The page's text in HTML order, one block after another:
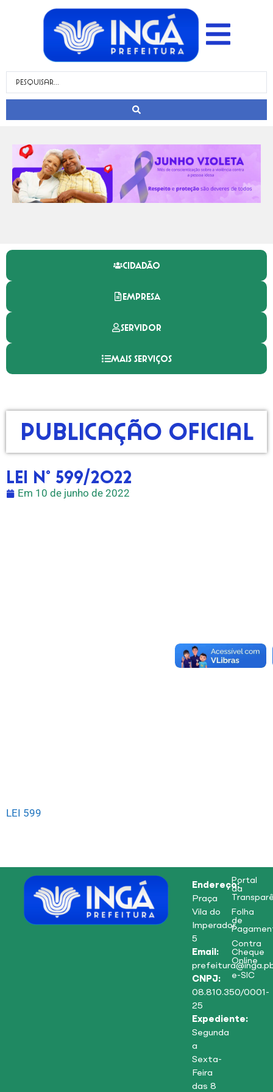
CIDADÃO
EMPRESA
SERVIDOR
MAIS SERVIÇOS
Publicação Oficial
LEI N° 599/2022
Em 10 de junho de 2022
LEI 599
Endereço:
Praça
Vila do
Imperador,
5
Email:
CNPJ:
08.810.350/0001-
25
Expediente:
Segunda
a
Sexta-
Feira
das 8
Portal
da
Folha
de
Contra
Cheque
Online
e-SIC